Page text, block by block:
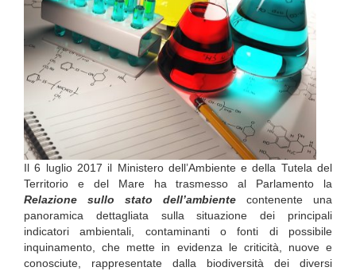
Il 6 luglio 2017 il Ministero dell’Ambiente e della Tutela del
Territorio e del Mare ha trasmesso al Parlamento la
Relazione sullo stato dell’ambiente
contenente una
panoramica dettagliata sulla situazione dei principali
indicatori ambientali, contaminanti o fonti di possibile
inquinamento, che mette in evidenza le criticità, nuove e
conosciute, rappresentate dalla biodiversità dei diversi